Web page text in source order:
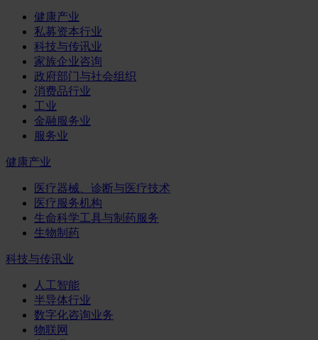
健康产业
私募资本行业
科技与传讯业
家族企业咨询
政府部门与社会组织
消费品行业
工业
金融服务业
服务业
健康产业
医疗器械、诊断与医疗技术
医疗服务机构
生命科学工具与制药服务
生物制药
科技与传讯业
人工智能
半导体行业
数字化咨询业务
物联网